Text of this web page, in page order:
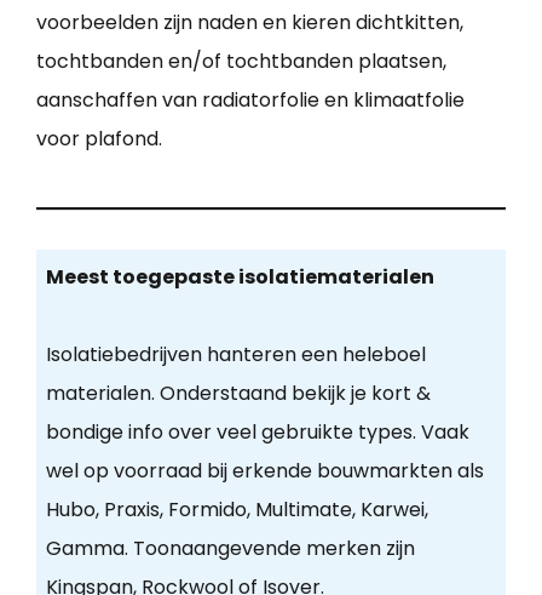
voorbeelden zijn naden en kieren dichtkitten,
tochtbanden en/of tochtbanden plaatsen,
aanschaffen van radiatorfolie en klimaatfolie
voor plafond.
Meest toegepaste isolatiematerialen
Isolatiebedrijven hanteren een heleboel
materialen. Onderstaand bekijk je kort &
bondige info over veel gebruikte types. Vaak
wel op voorraad bij erkende bouwmarkten als
Hubo, Praxis, Formido, Multimate, Karwei,
Gamma. Toonaangevende merken zijn
Kingspan, Rockwool of Isover.